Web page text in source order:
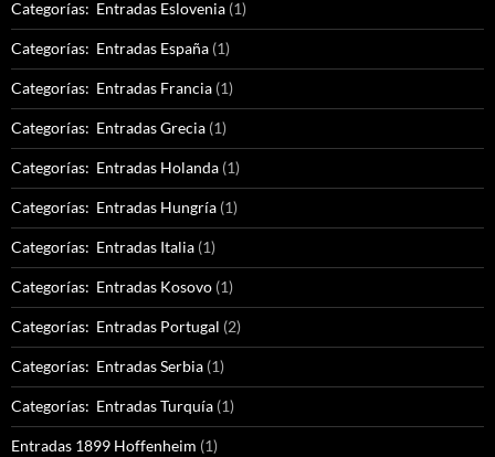
Categorías: Entradas Eslovenia (1)
Categorías: Entradas España (1)
Categorías: Entradas Francia (1)
Categorías: Entradas Grecia (1)
Categorías: Entradas Holanda (1)
Categorías: Entradas Hungría (1)
Categorías: Entradas Italia (1)
Categorías: Entradas Kosovo (1)
Categorías: Entradas Portugal (2)
Categorías: Entradas Serbia (1)
Categorías: Entradas Turquía (1)
Entradas 1899 Hoffenheim (1)